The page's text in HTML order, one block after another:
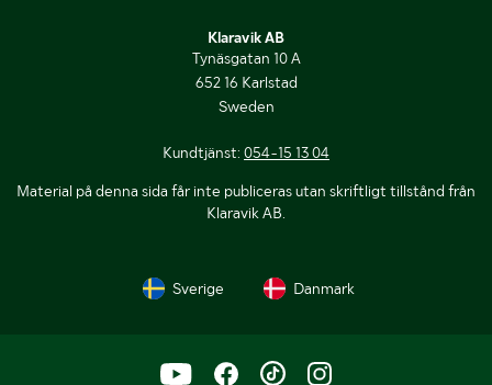
Klaravik AB
Tynäsgatan 10 A
652 16 Karlstad
Sweden
Kundtjänst: 054-15 13 04
Material på denna sida får inte publiceras utan skriftligt tillstånd från
Klaravik AB.
Sverige Danmark